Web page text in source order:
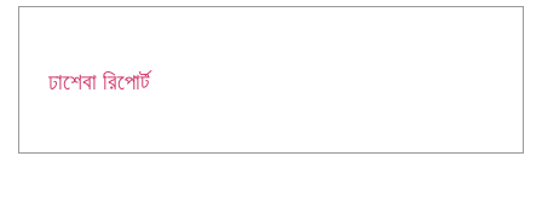
ঢাশেবা রিপোর্ট